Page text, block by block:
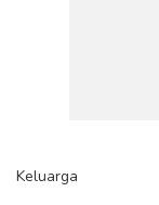
Keluarga